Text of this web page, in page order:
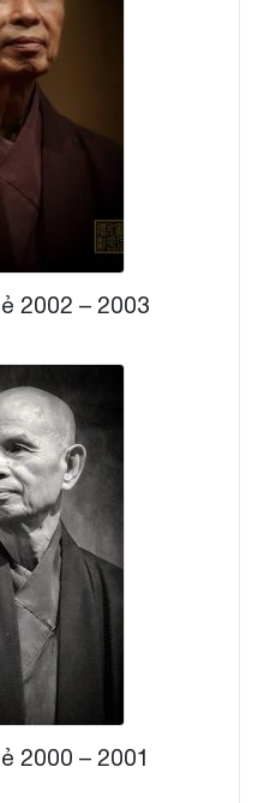
2002 – 2003
2000 – 2001